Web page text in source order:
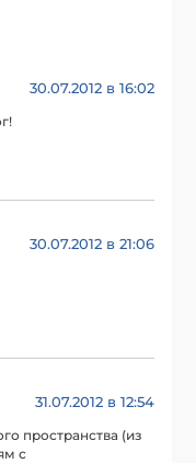
30.07.2012 в 16:02
30.07.2012 в 21:06
31.07.2012 в 12:54
пространства (из
с